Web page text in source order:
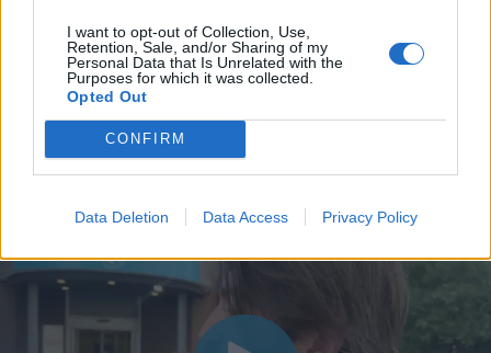
I want to opt-out of Collection, Use,
Retention, Sale, and/or Sharing of my
Personal Data that Is Unrelated with the
Purposes for which it was collected.
Opted Out
CONFIRM
Data Deletion Data Access Privacy Policy